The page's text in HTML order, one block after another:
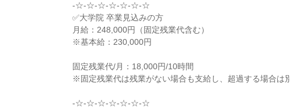
-☆-☆-☆-☆-☆-☆-☆
✅大学院 卒業見込みの方
月給：248,000円（固定残業代含む）
※基本給：230,000円
固定残業代/月：18,000円/10時間
※固定残業代は残業がない場合も支給し、超過する場合は
-☆-☆-☆-☆-☆-☆-☆